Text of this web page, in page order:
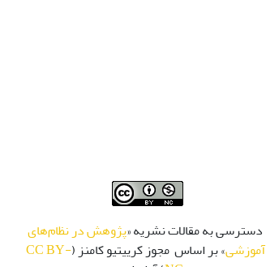
دسترسی به مقالات نشریه «پژوهش در نظام‌های
آموزشی» بر اساس مجوز کرییتیو کامنز (CC BY-